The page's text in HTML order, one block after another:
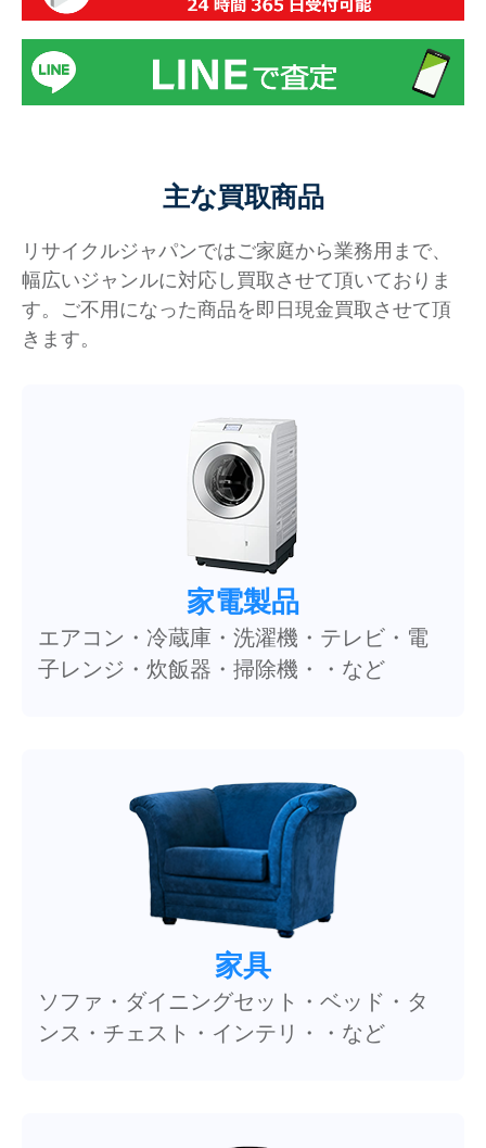
主な買取商品
リサイクルジャパンではご家庭から業務用まで、
幅広いジャンルに対応し買取させて頂いておりま
す。ご不用になった商品を即日現金買取させて頂
きます。
家電製品
エアコン・冷蔵庫・洗濯機・テレビ・電
子レンジ・炊飯器・掃除機・・など
家具
ソファ・ダイニングセット・ベッド・タ
ンス・チェスト・インテリ・・など